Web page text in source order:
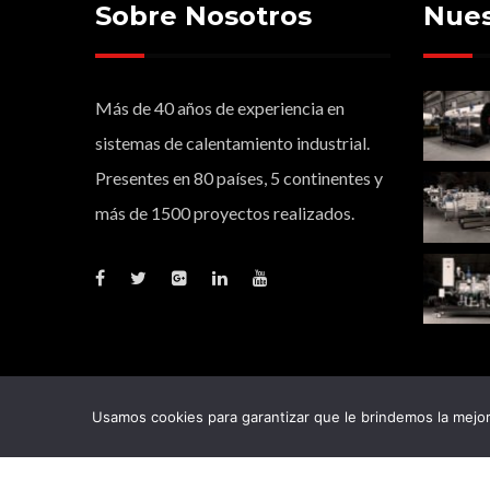
Sobre Nosotros
Más de 40 años de experiencia en
sistemas de calentamiento industrial.
Presentes en 80 países, 5 continentes y
más de 1500 proyectos realizados.
Usamos cookies para garantizar que le brindemos la